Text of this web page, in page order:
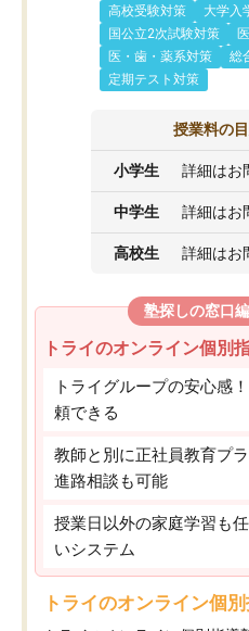
高校受験対策
大学入
国公立2次試験対策
医・歯・薬系対策
総
定期テスト対策
授業料の
小学生 詳細はお
中学生 詳細はお
高校生 詳細はお
塾探しの窓口
トライのオンライン個別
トライグループの安心感
頼できる
教師と別に正社員教育プ
進路相談も可能
授業日以外の家庭学習も
いシステム
トライのオンライン個